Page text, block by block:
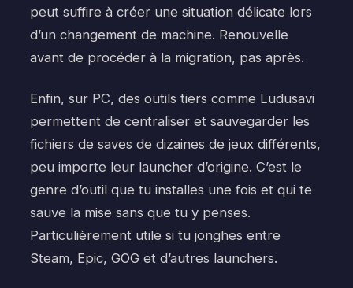
peut suffire à créer une situation délicate lors
d’un changement de machine. Renouvelle
avant de procéder à la migration, pas après.
Enfin, sur PC, des outils tiers comme Ludusavi
permettent de centraliser et sauvegarder les
fichiers de saves de dizaines de jeux différents,
peu importe leur launcher d’origine. C’est le
genre d’outil que tu installes une fois et qui te
sauve la mise sans que tu y penses.
Particulièrement utile si tu jonghes entre
Steam, Epic, GOG et d’autres launchers.